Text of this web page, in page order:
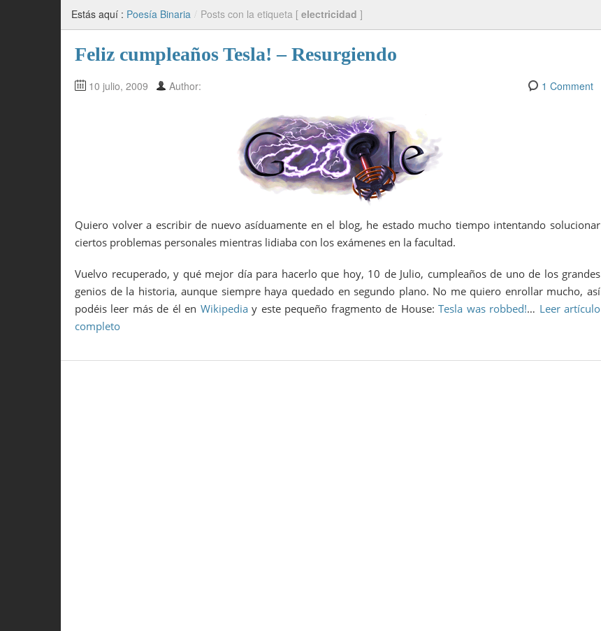
Estás aquí : Poesía Binaria / Posts con la etiqueta [ electricidad ]
Feliz cumpleaños Tesla! – Resurgiendo
10 julio, 2009 Author: 1 Comment
Quiero volver a escribir de nuevo asíduamente en el blog, he estado mucho tiempo intentando solucionar
ciertos problemas personales mientras lidiaba con los exámenes en la facultad.
Vuelvo recuperado, y qué mejor día para hacerlo que hoy, 10 de Julio, cumpleaños de uno de los grandes
genios de la historia, aunque siempre haya quedado en segundo plano. No me quiero enrollar mucho, así
podéis leer más de él en Wikipediay este pequeño fragmento de House: Tesla was robbed!… Leer artículo
completo